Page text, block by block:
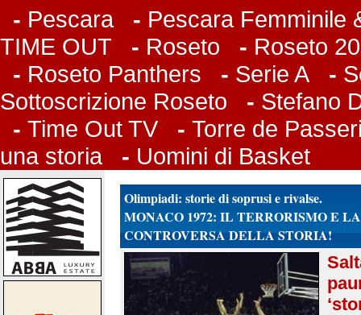
- Pescara- Pescara Femminile
TIME OUT - Roseto - Roseto
- Roseto Panthers - Serie A -
Sottoscrizione Roseto - Stefano
- Time Out TV - Torre de
una storia- Uomini di Basket
Olimpiadi: storie di soprusi e rivalse.
MONACO 1972: IL TERRORISMO E
CONTROVERSA DELLA STORIA!